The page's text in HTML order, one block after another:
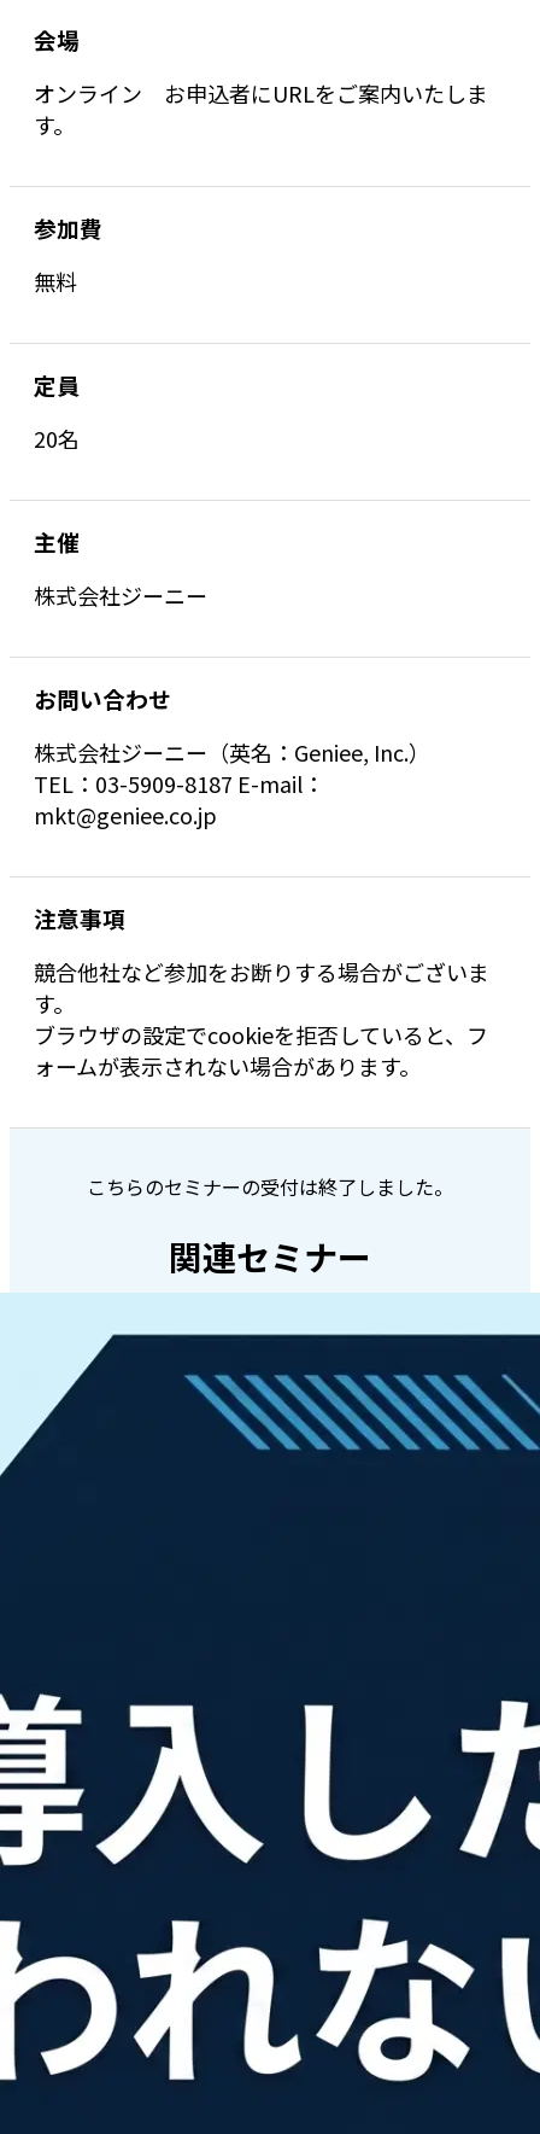
会場
オンライン お申込者にURLをご案内いたしま
す。
参加費
無料
定員
20名
主催
株式会社ジーニー
お問い合わせ
株式会社ジーニー（英名：Geniee, Inc.）
TEL：03-5909-8187 E-mail：
mkt@geniee.co.jp
注意事項
競合他社など参加をお断りする場合がございま
す。
ブラウザの設定でcookieを拒否していると、フ
ォームが表示されない場合があります。
こちらのセミナーの受付は終了しました。
関連セミナー